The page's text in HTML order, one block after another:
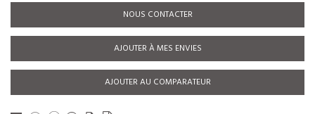
NOUS CONTACTER
AJOUTER À MES ENVIES
AJOUTER AU COMPARATEUR